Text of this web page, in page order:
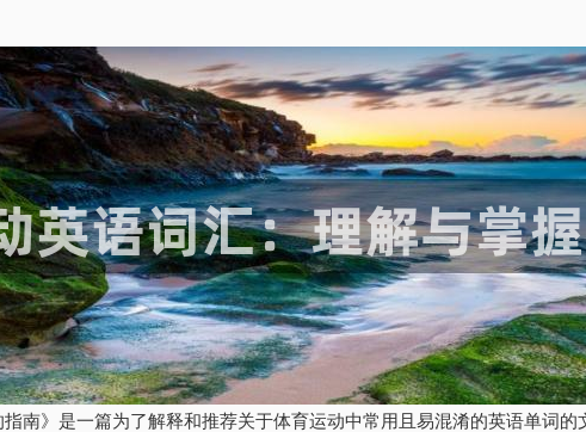
南》是一篇为了解释和推荐关于体育运动中常用且易混淆的英语单词